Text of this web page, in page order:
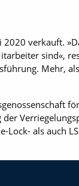
verkauft.
sind«,
Mehr,
als auch